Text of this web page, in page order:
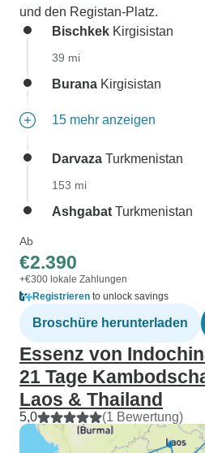
und den Registan-Platz.
Bischkek Kirgisistan
39 mi
Burana Kirgisistan
15 mehr anzeigen
Darvaza Turkmenistan
153 mi
Ashgabat Turkmenistan
Ab
€2.390
+€300 lokale Zahlungen
Registrieren to unlock savings
Broschüre herunterladen
Essenz von
21 Tage
Laos & Thailand
5,0 (1 Bewertung)